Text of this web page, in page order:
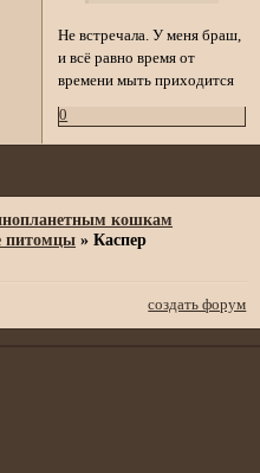
Не встречала. У меня браш,
и всё равно время от
времени мыть приходится
0
кошкам
питомцы »Каспер
создать форум